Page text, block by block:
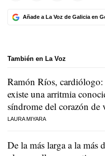
Añade a La Voz de Galicia en
También en La Voz
Ramón Ríos,
existe una arritmia
síndrome del corazón de
LAURA MIYARA
De la más larga a la más